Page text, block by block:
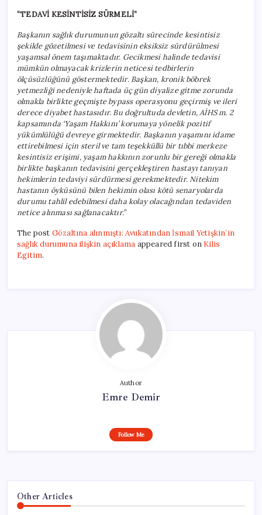
“TEDAVİ KESİNTİSİZ SÜRMELİ”
Başkanın sağlık durumunun gözaltı sürecinde kesintisiz
şekilde gözetilmesi ve tedavisinin eksiksiz sürdürülmesi
yaşamsal önem taşımaktadır. Gecikmesi halinde tedavisi
mümkün olmayacak krizlerin neticesi tedbirlerin
ölçüsüzlüğünü göstermektedir. Başkan, kronik böbrek
yetmezliği nedeniyle haftada üç gün diyalize gitme zorunda
olmakla birlikte geçmişte bypass operasyonu geçirmiş ve ileri
derece diyabet hastasıdır. Bu doğrultuda devletin, AİHS m. 2
kapsamında ‘Yaşam Hakkını’ korumaya yönelik pozitif
yükümlülüğü devreye girmektedir. Başkanın yaşamını idame
ettirebilmesi için steril ve tam teşekküllü bir tıbbi merkeze
kesintisiz erişimi, yaşam hakkının zorunlu bir gereği olmakla
birlikte başkanın tedavisini gerçekleştiren hastayı tanıyan
hekimlerin tedaviyi sürdürmesi gerekmektedir. Nitekim
hastanın öyküsünü bilen hekimin olası kötü senaryolarda
durumu tahlil edebilmesi daha kolay olacağından tedaviden
netice alınması sağlanacaktır.”
The post Gözaltına alınmıştı: Avukatından İsmail Yetişkin’in
sağlık durumuna ilişkin açıklama appeared first on Kilis
Egitim.
Author
Emre Demir
Follow Me
Other Articles